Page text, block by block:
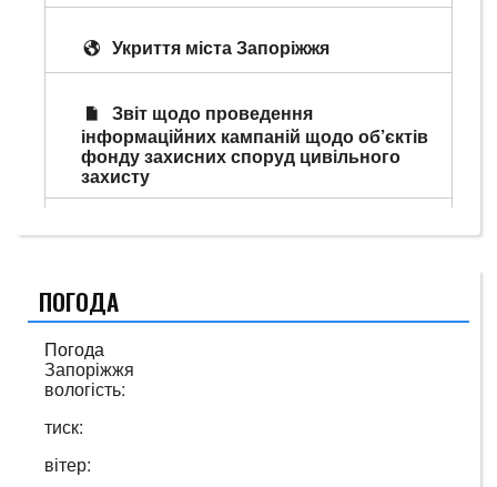
Укриття міста Запоріжжя
Звіт щодо проведення
інформаційних кампаній щодо об’єктів
фонду захисних споруд цивільного
захисту
ПОГОДА
Погода
Запоріжжя
вологість:
тиск:
вітер: